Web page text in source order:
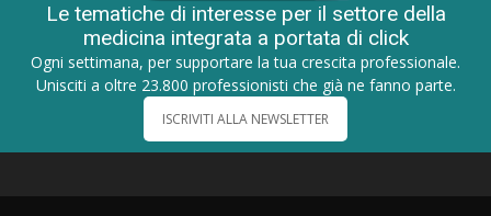
Le tematiche di interesse per il settore della
medicina integrata a portata di click
Ogni settimana, per supportare la tua crescita professionale.
Unisciti a oltre 23.800 professionisti che già ne fanno parte.
ISCRIVITI ALLA NEWSLETTER